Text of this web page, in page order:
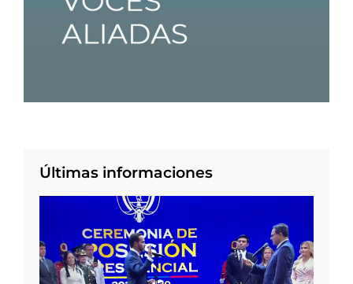
Últimas informaciones